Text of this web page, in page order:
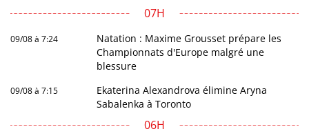
07H
09/08 à 7:24
Natation : Maxime Grousset prépare les
Championnats d'Europe malgré une
blessure
09/08 à 7:15
Ekaterina Alexandrova élimine Aryna
Sabalenka à Toronto
06H